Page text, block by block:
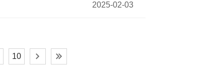
2025-02-03
10